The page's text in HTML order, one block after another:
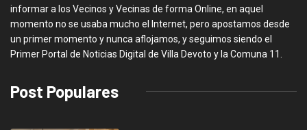
informar a los Vecinos y Vecinas de forma Online, en aquel
momento no se usaba mucho el Internet, pero apostamos desde
un primer momento y nunca aflojamos, y seguimos siendo el
Primer Portal de Noticias Digital de Villa Devoto y la Comuna 11.
Post Populares